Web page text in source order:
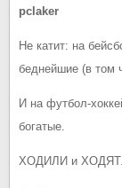
pclaker
Не катит: на
беднейшие (в том
И на футбол-
богатые.
ХОДИЛИ и ХОДЯТ.